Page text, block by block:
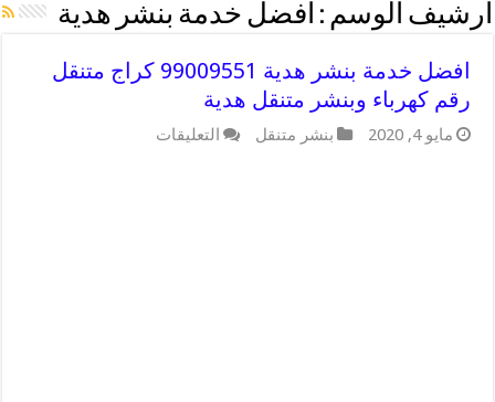
أرشيف الوسم : افضل خدمة بنشر هدية
افضل خدمة بنشر هدية 99009551 كراج متنقل
رقم كهرباء وبنشر متنقل هدية
مايو 4, 2020 بنشر متنقل التعليقات